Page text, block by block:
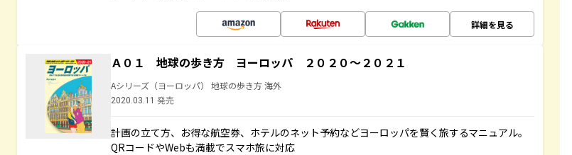
詳細を見る
Ａ０１ 地球の歩き方 ヨーロッパ ２０２０～２０２１
Aシリーズ（ヨーロッパ） 地球の歩き方 海外
2020.03.11 発売
計画の立て方、お得な航空券、ホテルのネット予約などヨーロッパを賢く旅するマニュアル。
QRコードやWebも満載でスマホ旅に対応